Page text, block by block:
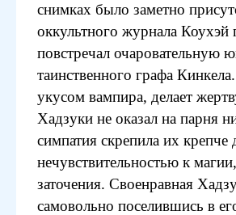
снимках было заметно
оккультного журнала Коухэй
повстречал
таинственного графа
укусом вампира, делает
Хадзуки не оказал на парня
симпатия скрепила их
нечувствительностью к
заточения. Своенравная
самовольно поселившись в